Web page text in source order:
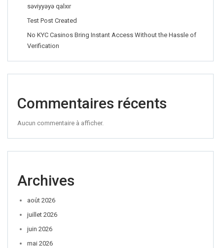
səviyyəyə qalxır
Test Post Created
No KYC Casinos Bring Instant Access Without the Hassle of
Verification
Commentaires récents
Aucun commentaire à afficher.
Archives
août 2026
juillet 2026
juin 2026
mai 2026